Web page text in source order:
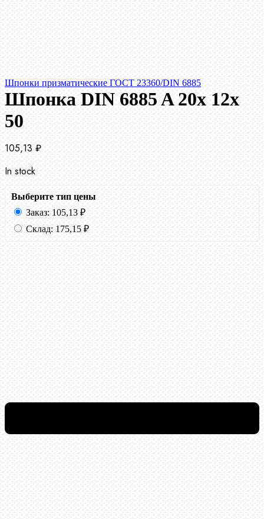
Шпонки призматические ГОСТ 23360/DIN 6885
Шпонка DIN 6885 A 20x 12x
50
105,13 ₽
In stock
Выберите тип цены
Заказ: 105,13 ₽
Склад: 175,15 ₽